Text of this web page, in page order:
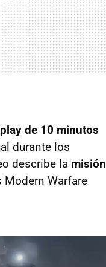
de 10 minutos
durante los
describe la misión
Modern Warfare